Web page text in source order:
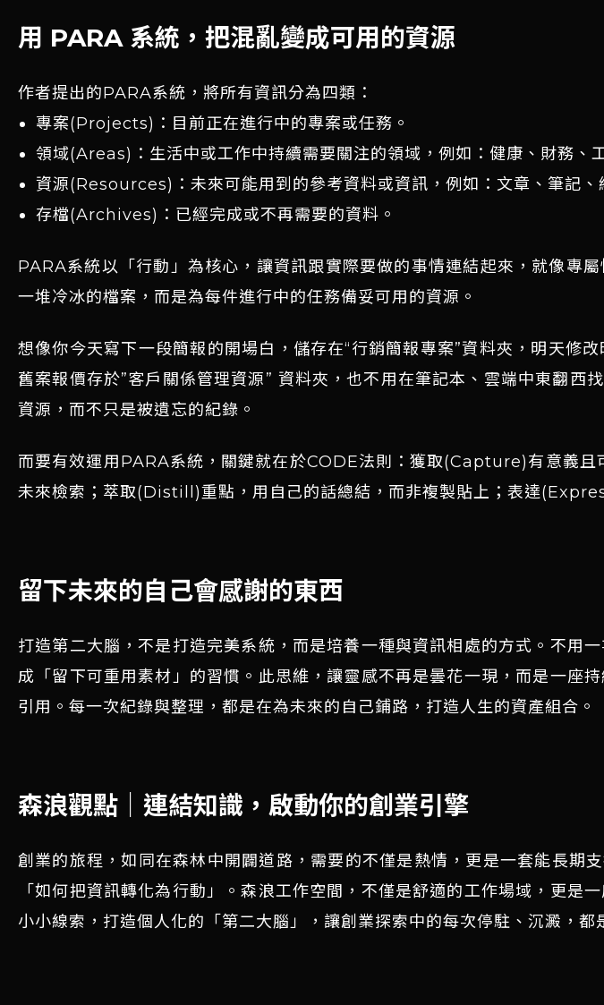
用 PARA 系統，把混亂變成可用的資源
作者提出的PARA系統，將所有資訊分為四類：
專案(Projects)：目前正在進行中的專案或任務。
領域(Areas)：生活中或工作中持續需要關注的領域，例如：健康、財務、
資源(Resources)：未來可能用到的參考資料或資訊，例如：文章、筆記、
存檔(Archives)：已經完成或不再需要的資料。
PARA系統以「行動」為核心，讓資訊跟實際要做的事情連結起來，就像專
一堆冷冰的檔案，而是為每件進行中的任務備妥可用的資源。
想像你今天寫下一段簡報的開場白，儲存在“行銷簡報專案”資料夾，明天修
舊案報價存於”客戶關係管理資源” 資料夾，也不用在筆記本、雲端中東翻
資源，而不只是被遺忘的紀錄。
而要有效運用PARA系統，關鍵就在於CODE法則：獲取(Capture)有意義
未來檢索；萃取(Distill)重點，用自己的話總結，而非複製貼上；表達
留下未來的自己會感謝的東西
打造第二大腦，不是打造完美系統，而是培養一種與資訊相處的方式。不用
成「留下可重用素材」的習慣。此思維，讓靈感不再是曇花一現，而是一座
引用。每一次紀錄與整理，都是在為未來的自己鋪路，打造人生的資產組合。
森浪觀點｜連結知識，啟動你的創業引擎
創業的旅程，如同在森林中開闢道路，需要的不僅是熱情，更是一套能長
「如何把資訊轉化為行動」。森浪工作空間，不僅是舒適的工作場域，更
小小線索，打造個人化的「第二大腦」，讓創業探索中的每次停駐、沉澱，都